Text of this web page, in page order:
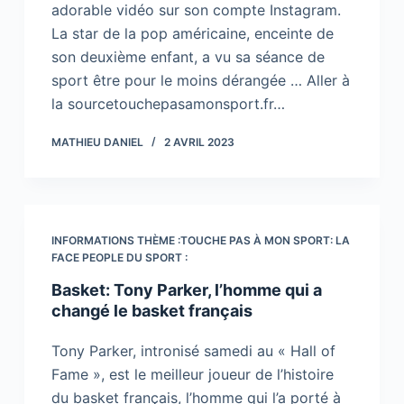
adorable vidéo sur son compte Instagram.
La star de la pop américaine, enceinte de
son deuxième enfant, a vu sa séance de
sport être pour le moins dérangée … Aller à
la sourcetouchepasamonsport.fr…
MATHIEU DANIEL 2 AVRIL 2023
INFORMATIONS THÈME :TOUCHE PAS À MON SPORT: LA
FACE PEOPLE DU SPORT :
Basket: Tony Parker, l’homme qui a
changé le basket français
Tony Parker, intronisé samedi au « Hall of
Fame », est le meilleur joueur de l’histoire
du basket français, l’homme qui l’a porté à